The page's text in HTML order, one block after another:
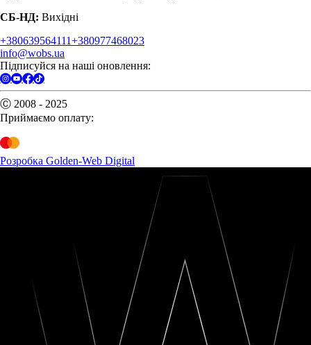
СБ-НД: Вихідні
+380639564111+380977468023
info@wobs.ua
Підписуйся на наші оновлення:
Ⓒ 2008 - 2025
Приймаємо оплату:
Розробка Golden-Web Digital